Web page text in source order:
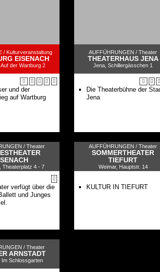
/ Kulturveranstaltung
EISENACH
der Wartburg 2
und der
auf Wartburg
AUFFÜHRUNGEN / Theater
THEATERHAUS JENA
Jena, Schillergässchen 1
Die Theaterbühne der
Jena
/ Theater
Theaterplatz 4 - 7
verfügt über die
und Junges
AUFFÜHRUNGEN / Theater
SOMMERTHEATER
TIEFURT
Weimar, Hauptstr. 14
KULTUR IN TIEFURT
/ Theater
ARNSTADT
Im Schlossgarten